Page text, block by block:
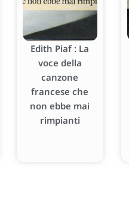
Edith Piaf : La
voce della
canzone
francese che
non ebbe mai
rimpianti